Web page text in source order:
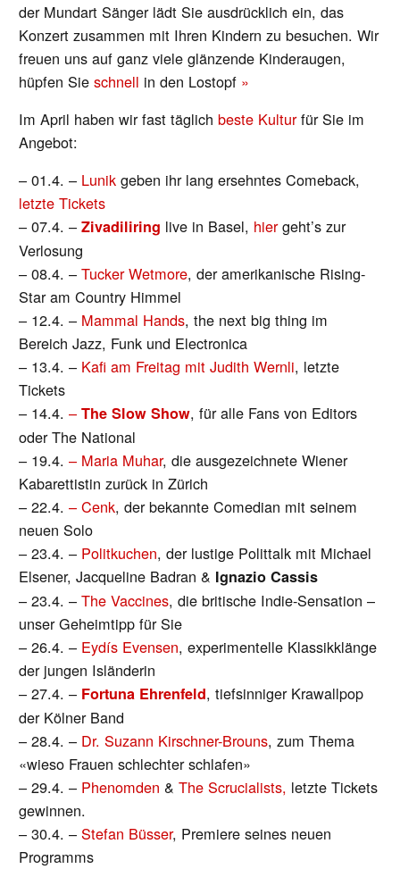
der Mundart Sänger lädt Sie ausdrücklich ein, das
Konzert zusammen mit Ihren Kindern zu besuchen. Wir
freuen uns auf ganz viele glänzende Kinderaugen,
hüpfen Sieschnell in den Lostopf »
Im April haben wir fast täglichbeste Kulturfür Sie im
Angebot:
– 01.4. – Lunik geben ihr lang ersehntes Comeback,
letzte Tickets
– 07.4. –Zivadiliring live in Basel, hiergeht’s zur
Verlosung
– 08.4. –Tucker Wetmore, der amerikanische Rising-
Star am Country Himmel
– 12.4. – Mammal Hands, the next big thing im
Bereich Jazz, Funk und Electronica
– 13.4. – Kafi am Freitag mit Judith Wernli, letzte
Tickets
– 14.4.–The Slow Show, für alle Fans von Editors
oder The National
– 19.4.– Maria Muhar, die ausgezeichnete Wiener
Kabarettistin zurück in Zürich
– 22.4.– Cenk, der bekannte Comedian mit seinem
neuen Solo
– 23.4. – Politkuchen, der lustige Polittalk mit Michael
Elsener, Jacqueline Badran & Ignazio Cassis
– 23.4. –The Vaccines, die britische Indie-Sensation –
unser Geheimtipp für Sie
– 26.4. – Eydís Evensen, experimentelle Klassikklänge
der jungen Isländerin
– 27.4. – Fortuna Ehrenfeld, tiefsinniger Krawallpop
der Kölner Band
– 28.4. – Dr. Suzann Kirschner-Brouns, zum Thema
«wieso Frauen schlechter schlafen»
– 29.4. – Phenomden &The Scrucialists, letzte Tickets
gewinnen.
– 30.4. –Stefan Büsser, Premiere seines neuen
Programms